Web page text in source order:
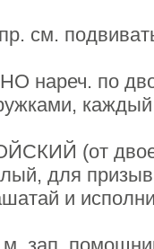
см.
нареч. по
каждый
(от
для
и